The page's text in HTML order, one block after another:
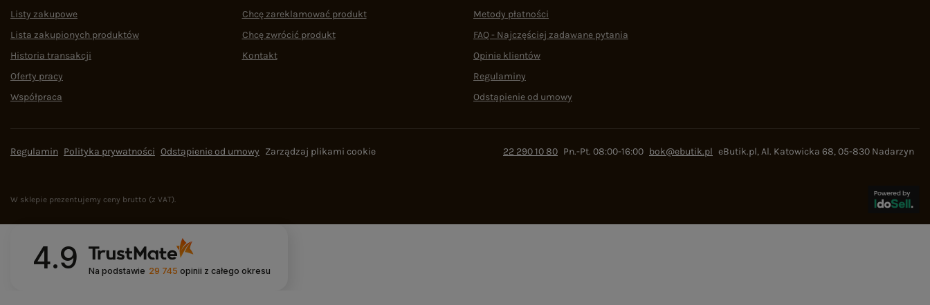
Listy zakupowe
Lista zakupionych produktów
Historia transakcji
Oferty pracy
Współpraca
Chcę zareklamować produkt
Chcę zwrócić produkt
Kontakt
Metody płatności
FAQ - Najczęściej zadawane pytania
Opinie klientów
Regulaminy
Odstąpienie od umowy
Regulamin Polityka prywatności Odstąpienie od umowy Zarządzaj plikami cookie 22 290 10 80 Pn.-Pt. 08:00-16:00 bok@ebutik.pl eButik.pl,Al. Katowicka 68,05-830 Nadarzyn
W sklepie prezentujemy ceny brutto (z VAT).
4.9 Na podstawie 29 745 opinii z całego okresu